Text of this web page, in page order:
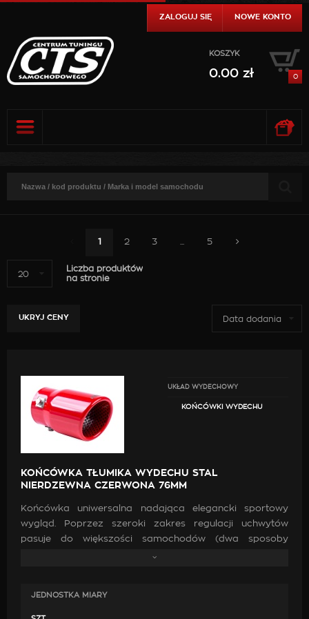
ZALOGUJ SIĘ NOWE KONTO
KOSZYK
0.00 zł 0
1 2 3 ... 5
20
Liczba produktów
na stronie
UKRYJ CENY Data dodania
UKŁAD WYDECHOWY
KOŃCÓWKI WYDECHU
KOŃCÓWKA TŁUMIKA WYDECHU STAL
NIERDZEWNA CZERWONA 76MM
Końcówka uniwersalna nadająca elegancki sportowy
wygląd. Poprzez szeroki zakres regulacji uchwytów
pasuje do większości samochodów (dwa sposoby
montażu: do przykręcenia za pomocą śrub
Końcówka wydechu przeznaczona jest to montażu jako
dodatkowy element auta nadając mu rasowy wygląd i
JEDNOSTKA MIARY